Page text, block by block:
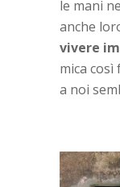
le mani
anche
vivere
mica così
a noi